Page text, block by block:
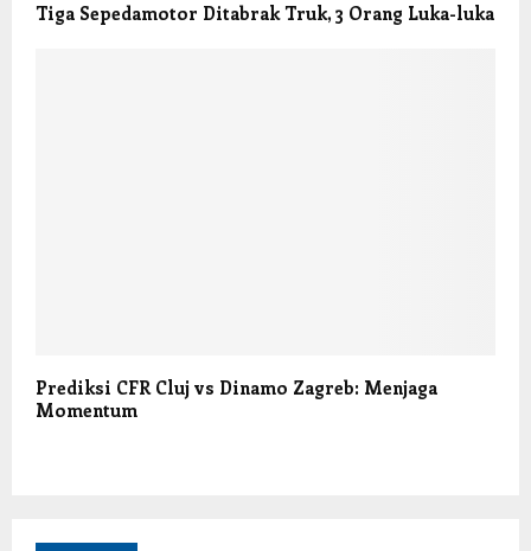
Tiga Sepedamotor Ditabrak Truk, 3 Orang Luka-luka
Prediksi CFR Cluj vs Dinamo Zagreb: Menjaga
Momentum